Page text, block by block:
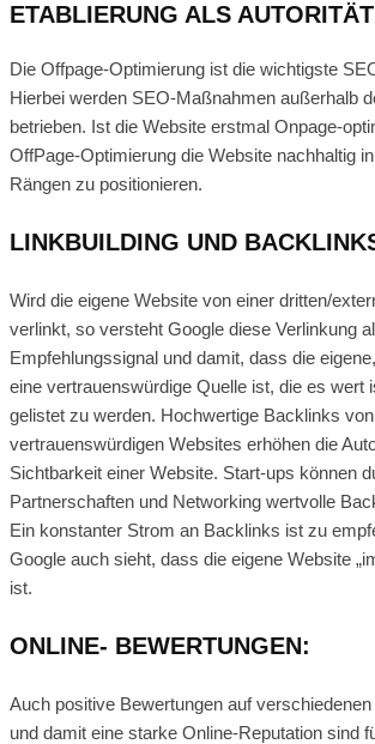
ETABLIERUNG ALS AUTORITÄT
Die Offpage-Optimierung ist die wichtigste
Hierbei werden SEO-Maßnahmen außerhalb
betrieben. Ist die Website erstmal Onpage-
OffPage-Optimierung die Website nachhaltig
Rängen zu positionieren.
LINKBUILDING UND
Wird die eigene Website von einer dritten/
verlinkt, so versteht Google diese Verlinkung
Empfehlungssignal und damit, dass die
eine vertrauenswürdige Quelle ist, die es wert
gelistet zu werden. Hochwertige Backlinks von
vertrauenswürdigen Websites erhöhen die
Sichtbarkeit einer Website. Start-ups können
Partnerschaften und Networking wertvolle
Ein konstanter Strom an Backlinks ist zu
Google auch sieht, dass die eigene Website
ist.
ONLINE- BEWERTUNGEN:
Auch positive Bewertungen auf
und damit eine starke Online-Reputation sind